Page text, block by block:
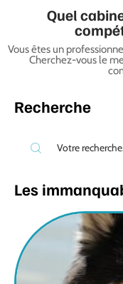
Quel
Vous êtes un
Cherchez-vous le
Recherche
Les